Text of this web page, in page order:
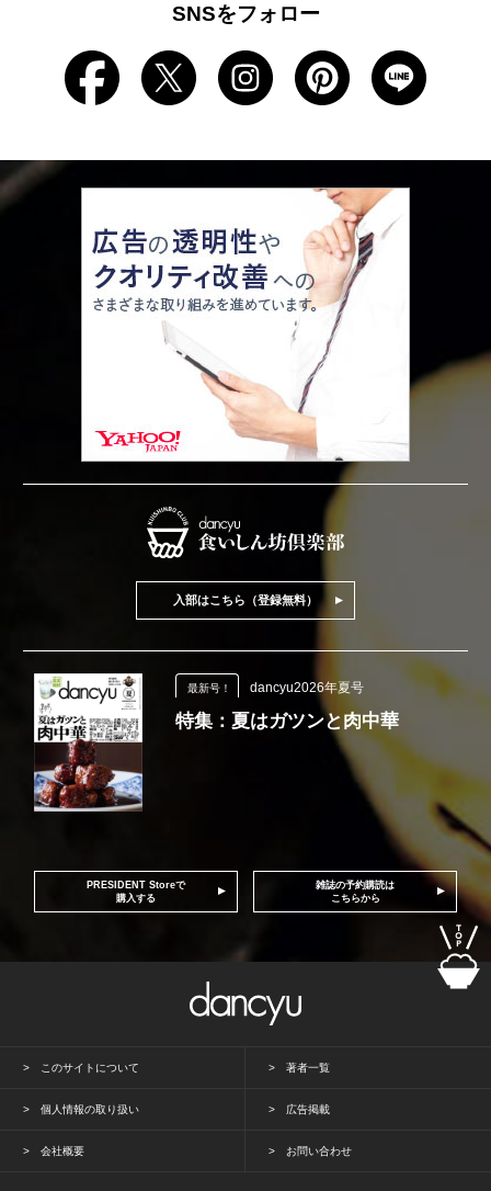
SNSをフォロー
入部はこちら（登録無料）
最新号！ dancyu2026年夏号
特集：夏はガツンと肉中華
PRESIDENT Storeで
購入する
雑誌の予約購読は
こちらから
このサイトについて 著者一覧
個人情報の取り扱い 広告掲載
会社概要 お問い合わせ